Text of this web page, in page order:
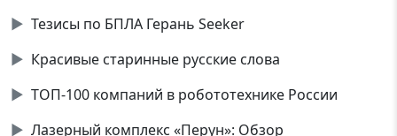
▶ Тезисы по БПЛА Герань Seeker
▶ Красивые старинные русские слова
▶ ТОП-100 компаний в робототехнике России
▶ Лазерный комплекс «Перун»: Обзор